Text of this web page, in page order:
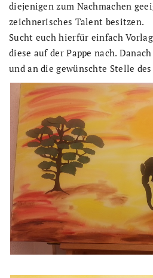
diejenigen zum Nachmachen
zeichnerisches Talent besitzen.
Sucht euch hierfür einfach
diese auf der Pappe nach.
und an die gewünschte Stelle